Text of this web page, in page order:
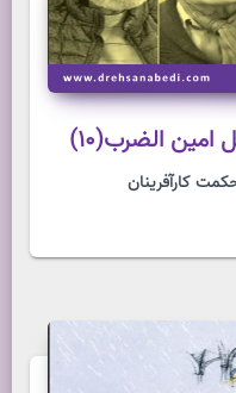
الضرب(10)